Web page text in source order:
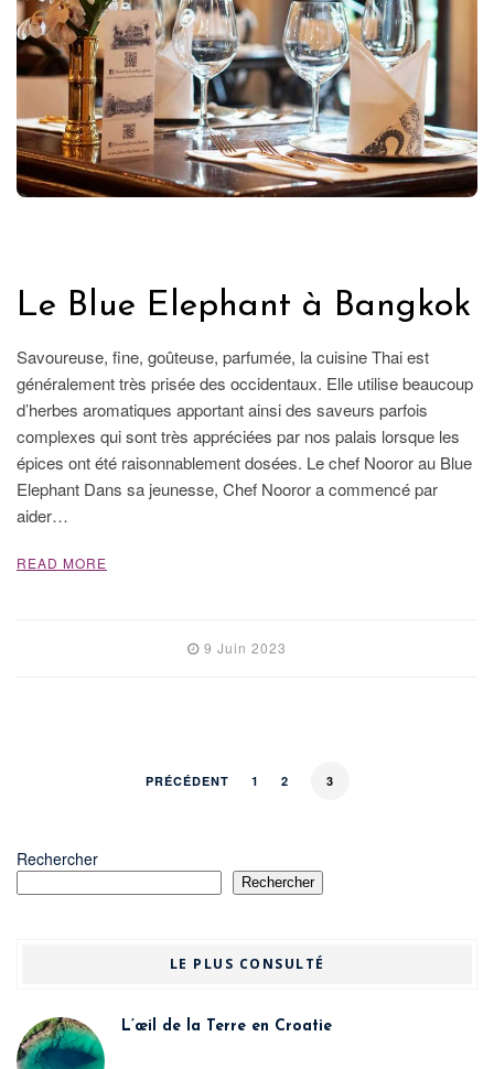
Le Blue Elephant à Bangkok
Savoureuse, fine, goûteuse, parfumée, la cuisine Thai est
généralement très prisée des occidentaux. Elle utilise beaucoup
d’herbes aromatiques apportant ainsi des saveurs parfois
complexes qui sont très appréciées par nos palais lorsque les
épices ont été raisonnablement dosées. Le chef Nooror au Blue
Elephant Dans sa jeunesse, Chef Nooror a commencé par
aider…
READ MORE
9 Juin 2023
PRÉCÉDENT 1 2 3
Rechercher
Rechercher
LE PLUS CONSULTÉ
L’œil de la Terre en Croatie